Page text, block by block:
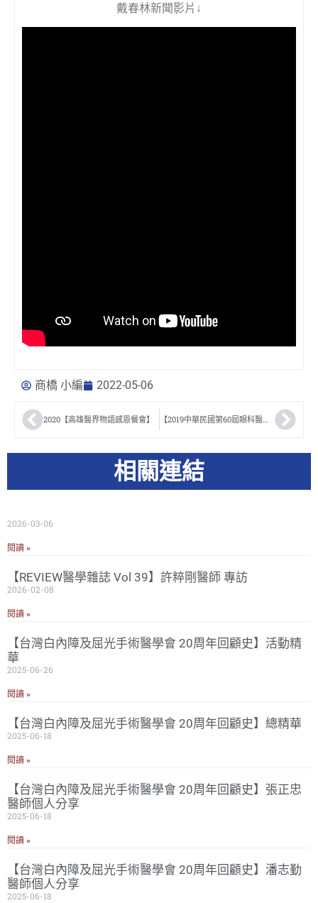
戴春林新聞影片↓
商橋 小編 2022-05-06
2020【高雄醫界物語感恩餐會】 【2019中華民國第60屆眼科醫學年會】
相關連結
2026-03-06
閱讀 »
【REVIEW醫學雜誌 Vol 39】許粹剛醫師 專訪
2026-02-08
閱讀 »
【台灣白內障及屈光手術醫學會 20周年回顧史】活動精
華
2025-06-26
閱讀 »
【台灣白內障及屈光手術醫學會 20周年回顧史】總精華
2025-06-18
閱讀 »
【台灣白內障及屈光手術醫學會 20周年回顧史】張正忠
醫師個人分享
2025-06-18
閱讀 »
【台灣白內障及屈光手術醫學會 20周年回顧史】潘志勤
醫師個人分享
2025-06-18